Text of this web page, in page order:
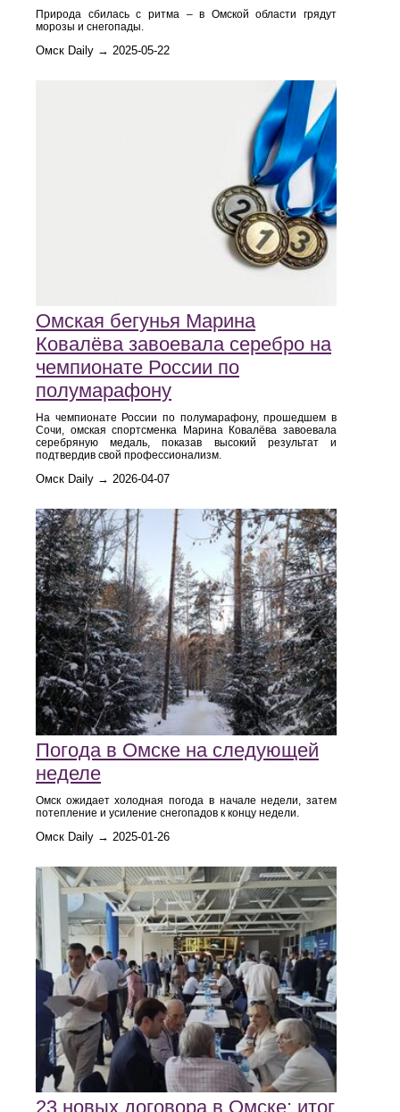
Природа сбилась с ритма – в Омской области грядут
морозы и снегопады.
Омск Daily → 2025-05-22
Омская бегунья Марина
Ковалёва завоевала серебро на
чемпионате России по
полумарафону
На чемпионате России по полумарафону, прошедшем в
Сочи, омская спортсменка Марина Ковалёва завоевала
серебряную медаль, показав высокий результат и
подтвердив свой профессионализм.
Омск Daily → 2026-04-07
Погода в Омске на следующей
неделе
Омск ожидает холодная погода в начале недели, затем
потепление и усиление снегопадов к концу недели.
Омск Daily → 2025-01-26
23 новых договора в Омске: итог